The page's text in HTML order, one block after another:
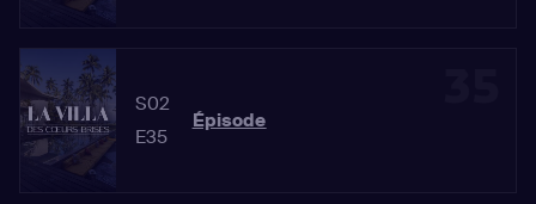
S02
E35
Épisode